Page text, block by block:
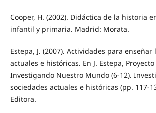
Cooper, H. (2002). Didáctica de la historia
infantil y primaria. Madrid: Morata.
Estepa, J. (2007). Actividades para enseñar
actuales e históricas. En J. Estepa,
Investigando Nuestro Mundo (6-12).
sociedades actuales e históricas (pp. 117-
Editora.